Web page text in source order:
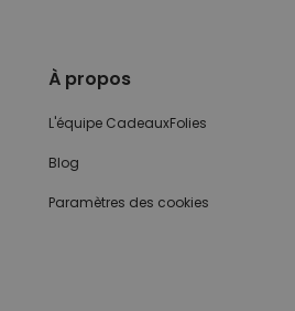
À propos
L'équipe CadeauxFolies
Blog
Paramètres des cookies